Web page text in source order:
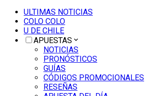
ULTIMAS NOTICIAS
COLO COLO
U DE CHILE
APUESTAS
NOTICIAS
PRONÓSTICOS
GUÍAS
CÓDIGOS PROMOCIONALES
RESEÑAS